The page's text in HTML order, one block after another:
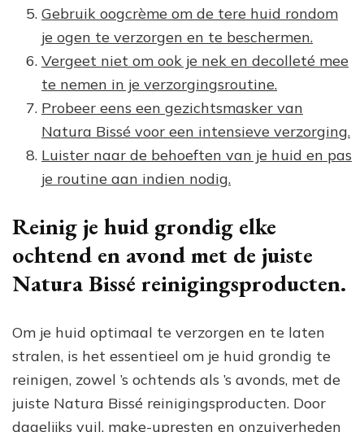
Gebruik oogcrème om de tere huid rondom
je ogen te verzorgen en te beschermen.
Vergeet niet om ook je nek en decolleté mee
te nemen in je verzorgingsroutine.
Probeer eens een gezichtsmasker van
Natura Bissé voor een intensieve verzorging.
Luister naar de behoeften van je huid en pas
je routine aan indien nodig.
Reinig je huid grondig elke
ochtend en avond met de juiste
Natura Bissé reinigingsproducten.
Om je huid optimaal te verzorgen en te laten
stralen, is het essentieel om je huid grondig te
reinigen, zowel ’s ochtends als ’s avonds, met de
juiste Natura Bissé reinigingsproducten. Door
dagelijks vuil, make-upresten en onzuiverheden